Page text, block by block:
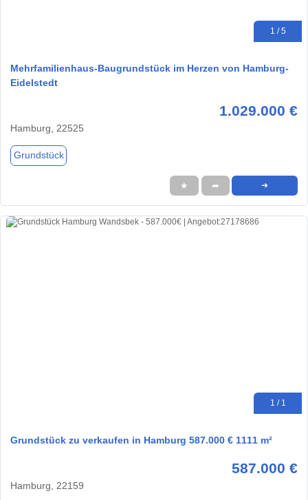
1 / 5
Mehrfamilienhaus-Baugrundstück im Herzen von Hamburg-
Eidelstedt
1.029.000 €
Hamburg, 22525
Grundstück
★ ➦ ➜
1 / 1
Grundstück zu verkaufen in Hamburg 587.000 € 1111 m²
587.000 €
Hamburg, 22159